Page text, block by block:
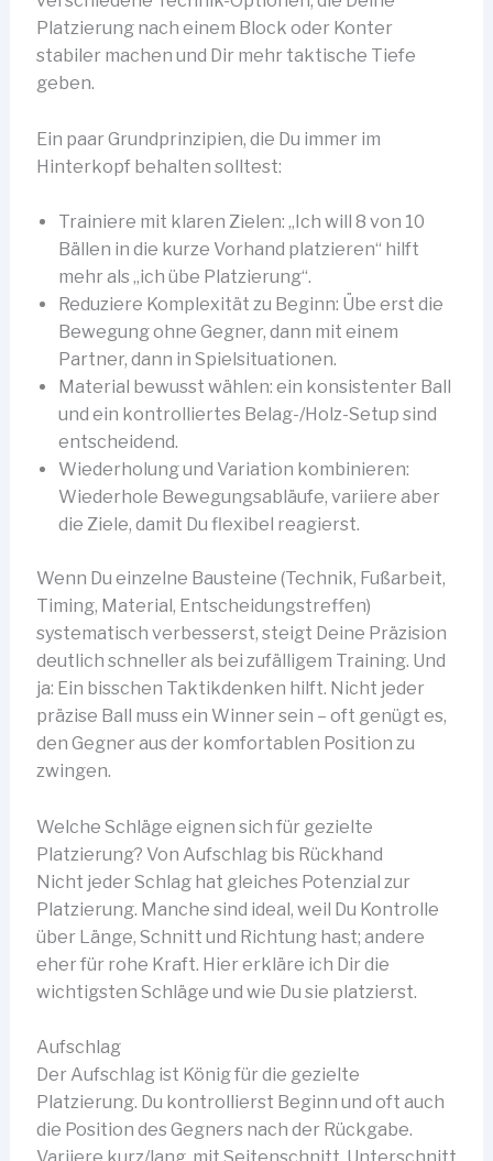
Platzierung nach einem Block oder Konter
stabiler machen und Dir mehr taktische Tiefe
geben.
Ein paar Grundprinzipien, die Du immer im
Hinterkopf behalten solltest:
Trainiere mit klaren Zielen: „Ich will 8 von 10
Bällen in die kurze Vorhand platzieren“ hilft
mehr als „ich übe Platzierung“.
Reduziere Komplexität zu Beginn: Übe erst die
Bewegung ohne Gegner, dann mit einem
Partner, dann in Spielsituationen.
Material bewusst wählen: ein konsistenter Ball
und ein kontrolliertes Belag-/Holz-Setup sind
entscheidend.
Wiederholung und Variation kombinieren:
Wiederhole Bewegungsabläufe, variiere aber
die Ziele, damit Du flexibel reagierst.
Wenn Du einzelne Bausteine (Technik, Fußarbeit,
Timing, Material, Entscheidungstreffen)
systematisch verbesserst, steigt Deine Präzision
deutlich schneller als bei zufälligem Training. Und
ja: Ein bisschen Taktikdenken hilft. Nicht jeder
präzise Ball muss ein Winner sein – oft genügt es,
den Gegner aus der komfortablen Position zu
zwingen.
Welche Schläge eignen sich für gezielte
Platzierung? Von Aufschlag bis Rückhand
Nicht jeder Schlag hat gleiches Potenzial zur
Platzierung. Manche sind ideal, weil Du Kontrolle
über Länge, Schnitt und Richtung hast; andere
eher für rohe Kraft. Hier erkläre ich Dir die
wichtigsten Schläge und wie Du sie platzierst.
Aufschlag
Der Aufschlag ist König für die gezielte
Platzierung. Du kontrollierst Beginn und oft auch
die Position des Gegners nach der Rückgabe.